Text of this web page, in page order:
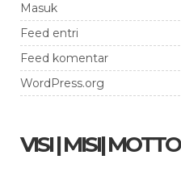
Masuk
Feed entri
Feed komentar
WordPress.org
VISI | MISI| MOTTO